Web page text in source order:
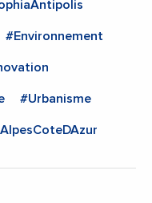
#Environnement
#Urbanisme